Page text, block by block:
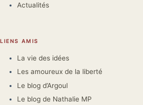
Actualités
LIENS AMIS
La vie des idées
Les amoureux de la liberté
Le blog d’Argoul
Le blog de Nathalie MP